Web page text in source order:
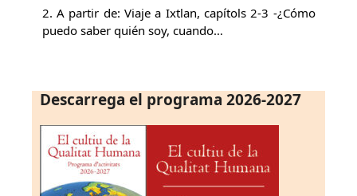
2. A partir de: Viaje a Ixtlan, capítols 2-3 -¿Cómo
puedo saber quién soy, cuando…
Descarrega el programa 2026-2027